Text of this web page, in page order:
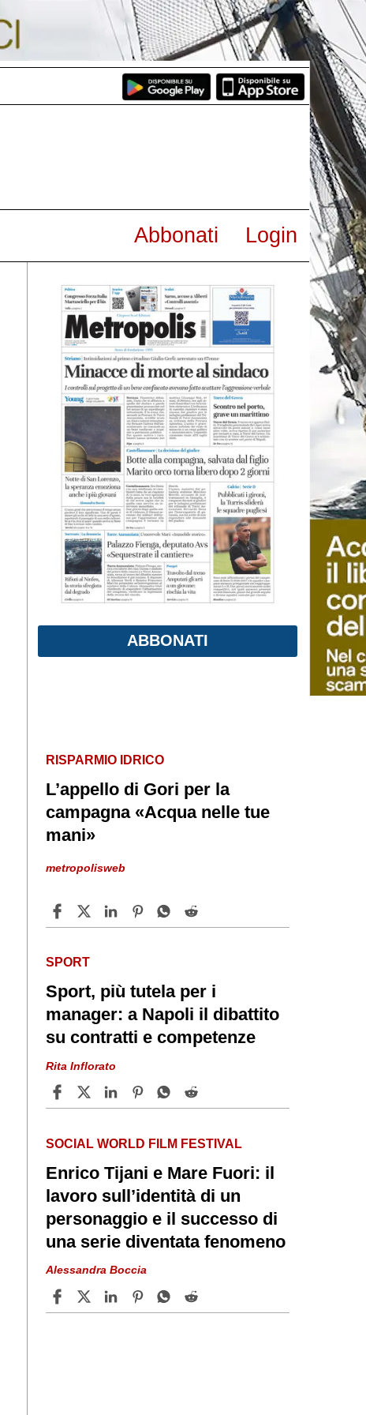
Abbonati Login
ABBONATI
RISPARMIO IDRICO
L’appello di Gori per la
campagna «Acqua nelle tue
mani»
metropolisweb
SPORT
Sport, più tutela per i
manager: a Napoli il dibattito
su contratti e competenze
Rita Inflorato
SOCIAL WORLD FILM FESTIVAL
Enrico Tijani e Mare Fuori: il
lavoro sull’identità di un
personaggio e il successo di
una serie diventata fenomeno
Alessandra Boccia